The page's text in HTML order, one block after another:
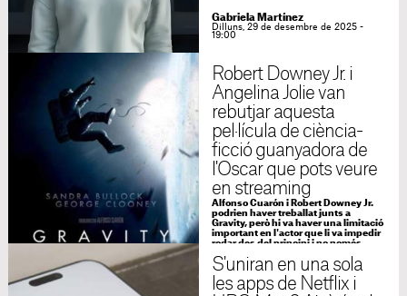
Gabriela Martínez
Dilluns, 29 de desembre de 2025 -
19:00
Robert Downey Jr. i
Angelina Jolie van
rebutjar aquesta
pel·lícula de ciència-
ficció guanyadora de
l'Oscar que pots veure
en streaming
Alfonso Cuarón i Robert Downey Jr.
podrien haver treballat junts a
Gravity, però hi va haver una limitació
important en l'actor que li va impedir
rodar des del principi i no només
Mauricio Martínez
Dilluns, 29 de desembre de 2025 -
18:00
S'uniran en una sola
les apps de Netflix i